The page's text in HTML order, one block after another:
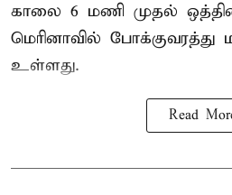
காலை 6 மணி முதல்
மெரினாவில்
உள்ளது.
Read